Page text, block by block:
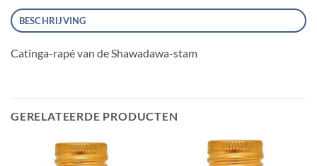
BESCHRIJVING
Catinga-rapé van de Shawadawa-stam
GERELATEERDE PRODUCTEN